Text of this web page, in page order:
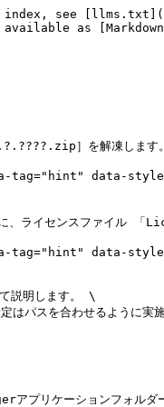
の場合：C:\Program Files\PostgreSQL\14`

`PostgreSQL16の場合：C:\Program Files\PostgreSQL\16`

`PostgreSQL18の場合：C:\Program Files\PostgreSQL\18`

{% hint style="success" %}
ここはPostgreSQLのプログラムファイルが配置されるのみで、データーの格納場所ではありません。
{% endhint %}

<div align="left"><figure><img src="/files/zkWMrAuTXs3CL1PsHHCl" alt=""><figcaption></figcaption></figure></div>

#### **Select Components**

「Stack Buider」以外はチェックします。

{% hint style="success" %}
pgAdminはPostgreSQLインストーラに付属の、データベースの内容を確認・操作するためのアプリケーションです。&#x20;

以下の点にご注意ください。

* システムの稼働には影響しません。必要ない場合はインストール不要です。
* 弊社サポート対象外です。
  {% endhint %}

<div align="left"><figure><img src="/files/uXnj0ES3BZaDGm1ykJXi" alt=""><figcaption></figcaption></figure></div>

#### **Data Directory**

データー格納先のディレクトリとなります。

&#x20;`[ConMasフォルダー]\PostgreSQL`に変更してください。&#x20;

【例】 `C:\ConMas\postgreSQL`

{% hint style="warning" %}
PostgreSQLデータ格納ディレクト配下はウイルス対策ソフトの検査対象から除外してください。\
サーバのパフォーマンスに悪影響を与えたり、データが破損する可能性があります。
{% endhint %}

<div align="left"><figure><img src="/files/eu5ZNpeXrGbZ4pf3eMb2" alt=""><figcaption></figcaption></figure></div>

#### **Password**

原則として「cimtops」としてください。&#x20;

社内規定等により変更する場合は、 以降、  \[データベース作成] \[初期データーの作成]  \[アプリケーション設定] の手順